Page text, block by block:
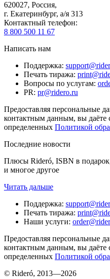
620027, Россия,
г. Екатеринбург, а/я 313
Контактный телефон:
8 800 500 11 67
Написать нам
Поддержка:
Печать тиража:
Вопросы по услугам:
PR: pr@ridero.ru
Предоставляя персональные
контактным данным, вы даёте
определенных Политикой
Последние новости
Плюсы Rideró, ISBN в
и многое другое
Читать дальше
Поддержка:
Печать тиража:
Наши услуги:
Предоставляя персональные
контактным данным, вы даёте
определенных Политикой
© Rideró, 2013—2026